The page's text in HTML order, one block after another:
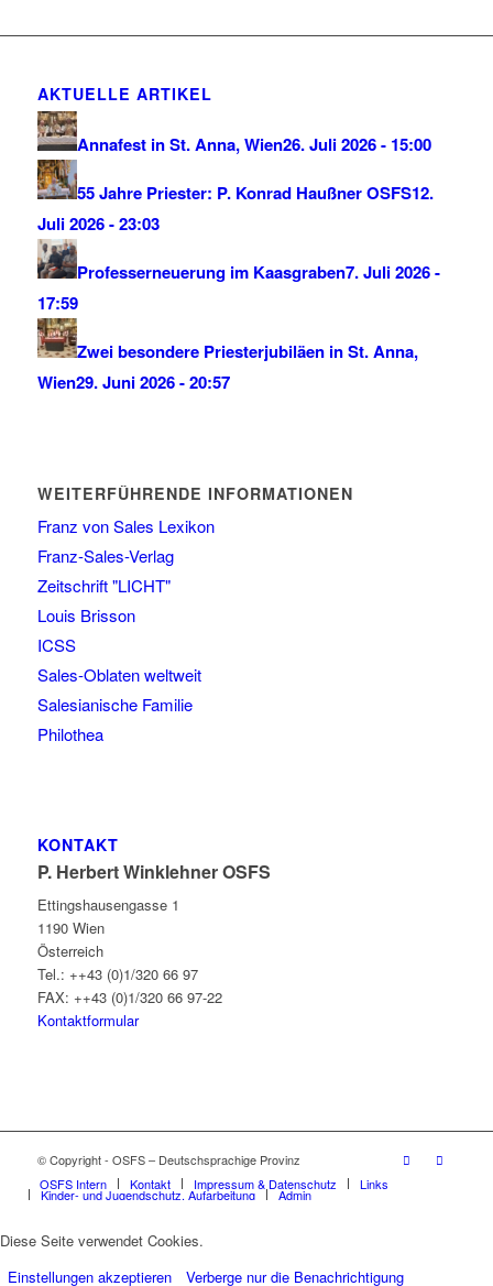
AKTUELLE ARTIKEL
Annafest in St. Anna, Wien26. Juli 2026 - 15:00
55 Jahre Priester: P. Konrad Haußner OSFS12.
Juli 2026 - 23:03
Professerneuerung im Kaasgraben7. Juli 2026 -
17:59
Zwei besondere Priesterjubiläen in St. Anna,
Wien29. Juni 2026 - 20:57
WEITERFÜHRENDE INFORMATIONEN
Franz von Sales Lexikon
Franz-Sales-Verlag
Zeitschrift "LICHT"
Louis Brisson
ICSS
Sales-Oblaten weltweit
Salesianische Familie
Philothea
KONTAKT
P. Herbert Winklehner OSFS
Ettingshausengasse 1
1190 Wien
Österreich
Tel.: ++43 (0)1/320 66 97
FAX: ++43 (0)1/320 66 97-22
Kontaktformular
© Copyright - OSFS – Deutschsprachige Provinz
OSFS Intern
Kontakt Impressum & Datenschutz Links
Kinder- und Jugendschutz, Aufarbeitung Admin
Diese Seite verwendet Cookies.
Einstellungen akzeptieren
Verberge nur die Benachrichtigung